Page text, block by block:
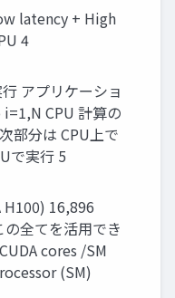
latency + High
4
アプリケーショ
i=1,N CPU 計算の
部分は CPU上で
で実行 5
H100) 16,896
全てを活用でき
cores /SM
(SM)